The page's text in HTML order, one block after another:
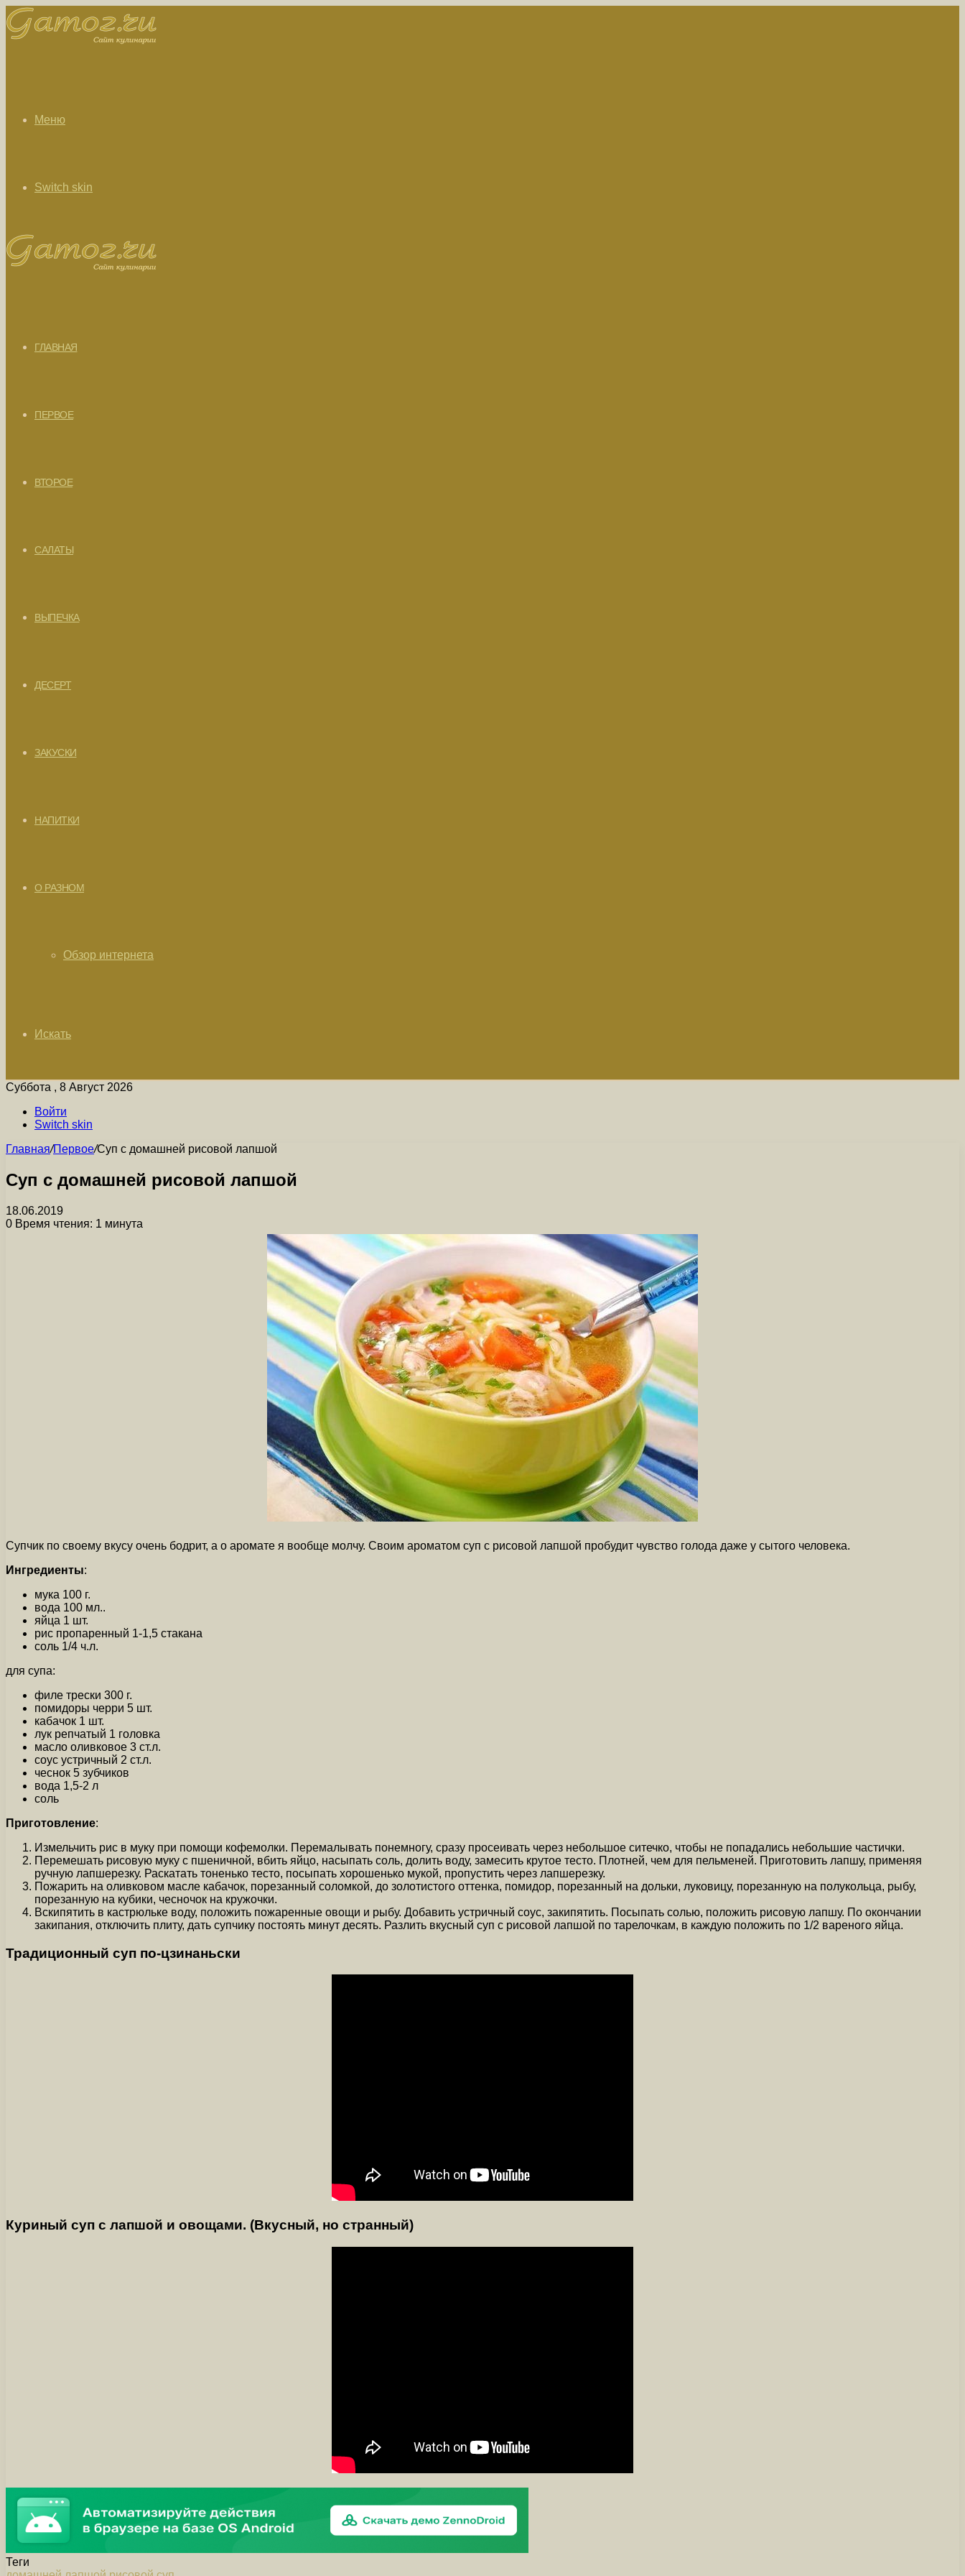
Меню
Switch skin
ГЛАВНАЯ
ПЕРВОЕ
ВТОРОЕ
САЛАТЫ
ВЫПЕЧКА
ДЕСЕРТ
ЗАКУСКИ
НАПИТКИ
О РАЗНОМ
Обзор интернета
Искать
Суббота , 8 Август 2026
Войти
Switch skin
Главная/Первое/Суп с домашней рисовой лапшой
Суп с домашней рисовой лапшой
18.06.2019
0 Время чтения: 1 минута
Супчик по своему вкусу очень бодрит, а о аромате я вообще молчу. Своим ароматом суп с рисовой лапшой пробудит чувство голода даже у сытого человека.
Ингредиенты:
мука 100 г.
вода 100 мл..
яйца 1 шт.
рис пропаренный 1-1,5 стакана
соль 1/4 ч.л.
для супа:
филе трески 300 г.
помидоры черри 5 шт.
кабачок 1 шт.
лук репчатый 1 головка
масло оливковое 3 ст.л.
соус устричный 2 ст.л.
чеснок 5 зубчиков
вода 1,5-2 л
соль
Приготовление:
Измельчить рис в муку при помощи кофемолки. Перемалывать понемногу, сразу просеивать через небольшое ситечко, чтобы не попадались небольшие частички.
Перемешать рисовую муку с пшеничной, вбить яйцо, насыпать соль, долить воду, замесить крутое тесто. Плотней, чем для пельменей. Приготовить лапшу, применяя
ручную лапшерезку. Раскатать тоненько тесто, посыпать хорошенько мукой, пропустить через лапшерезку.
Пожарить на оливковом масле кабачок, порезанный соломкой, до золотистого оттенка, помидор, порезанный на дольки, луковицу, порезанную на полукольца, рыбу,
порезанную на кубики, чесночок на кружочки.
Вскипятить в кастрюльке воду, положить пожаренные овощи и рыбу. Добавить устричный соус, закипятить. Посыпать солью, положить рисовую лапшу. По окончании
закипания, отключить плиту, дать супчику постоять минут десять. Разлить вкусный суп с рисовой лапшой по тарелочкам, в каждую положить по 1/2 вареного яйца.
Традиционный суп по-цзинаньски
Куриный суп с лапшой и овощами. (Вкусный, но странный)
Теги